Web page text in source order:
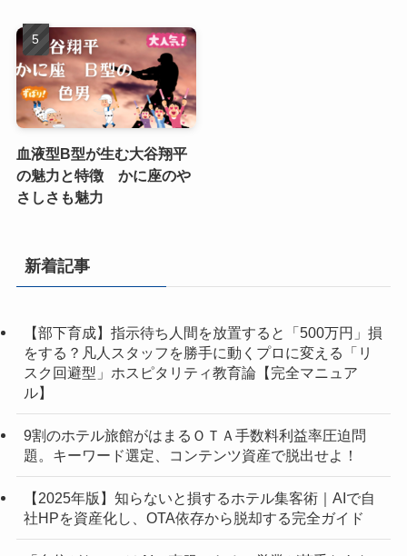
血液型B型が生む大谷翔平
の魅力と特徴 かに座のや
さしさも魅力
新着記事
【部下育成】指示待ち人間を放置すると「500万円」損
をする？凡人スタッフを勝手に動くプロに変える「リ
スク回避型」ホスピタリティ教育論【完全マニュア
ル】
9割のホテル旅館がはまるＯＴＡ手数料利益率圧迫問
題。キーワード選定、コンテンツ資産で脱出せよ！
【2025年版】知らないと損するホテル集客術｜AIで自
社HPを資産化し、OTA依存から脱却する完全ガイド